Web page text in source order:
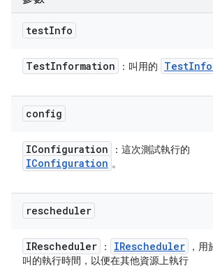
testInfo
TestInformation ：叫用的 Test
config
IConfiguration ：這次測試執行的
IConfiguration 。
rescheduler
IRescheduler ： IRescheduler
，
叫的執行時間，以便在其他資源上執行